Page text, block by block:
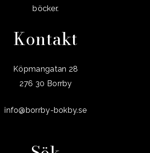
böcker.
Kontakt
Köpmangatan 28
276 30 Borrby
info@borrby-bokby.se